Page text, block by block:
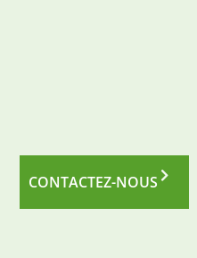
CONTACTEZ-NOUS